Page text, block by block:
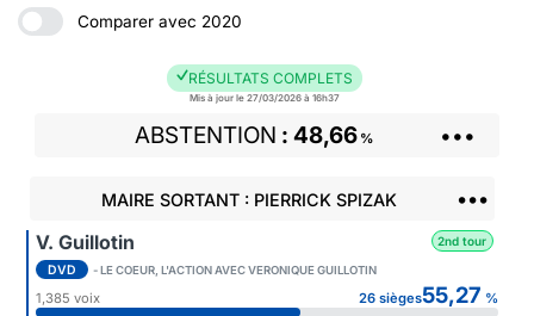
Comparer avec 2020
RÉSULTATS COMPLETS
Mis à jour le 27/03/2026 à 16h37
ABSTENTION 48,66 % •••
MAIRE SORTANT : PIERRICK SPIZAK •••
V. Guillotin 2nd tour
DVD - LE COEUR, L'ACTION AVEC VERONIQUE GUILLOTIN
1,385 voix 26 sièges55,27 %